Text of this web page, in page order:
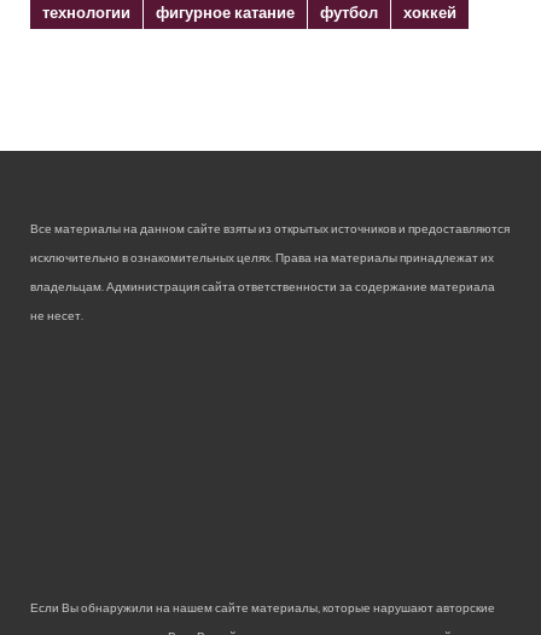
технологии
фигурное катание футбол хоккей
Все материалы на данном сайте взяты из открытых источников и предоставляются
исключительно в ознакомительных целях. Права на материалы принадлежат их
владельцам. Администрация сайта ответственности за содержание материала
не несет.
Если Вы обнаружили на нашем сайте материалы, которые нарушают авторские